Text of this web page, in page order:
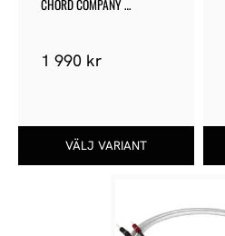
CHORD COMPANY
1 990 kr